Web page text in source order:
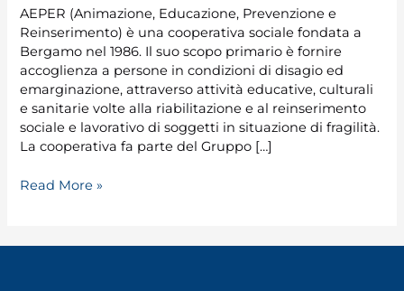
AEPER (Animazione, Educazione, Prevenzione e
Reinserimento) è una cooperativa sociale fondata a
Bergamo nel 1986. Il suo scopo primario è fornire
accoglienza a persone in condizioni di disagio ed
emarginazione, attraverso attività educative, culturali
e sanitarie volte alla riabilitazione e al reinserimento
sociale e lavorativo di soggetti in situazione di fragilità.
La cooperativa fa parte del Gruppo […]
Read More »